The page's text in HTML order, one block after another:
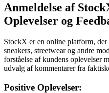
Anmeldelse af
Oplevelser og
StockX er en online platform, der
sneakers, streetwear og andre
forståelse af kundens oplevelser
udvalg af kommentarer fra
Positive Oplevelser: